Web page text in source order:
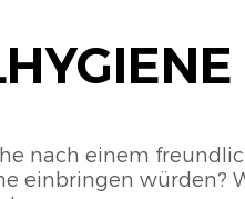
nach einem
einbringen würden?